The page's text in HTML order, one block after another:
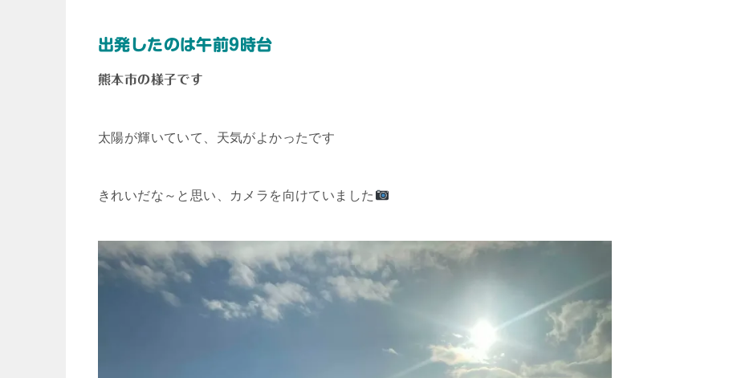
出発したのは午前9時台
熊本市の様子です
太陽が輝いていて、天気がよかったです
きれいだな～と思い、カメラを向けていました